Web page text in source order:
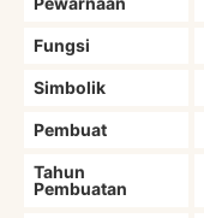
Fungsi
Simbolik
Pembuat
Tahun
Pembuatan